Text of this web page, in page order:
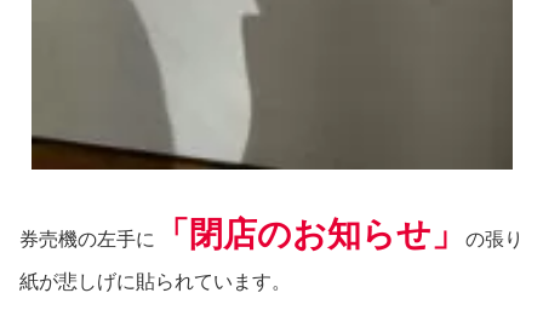
券売機の左手に 「閉店のお知らせ」 の張り
紙が悲しげに貼られています。